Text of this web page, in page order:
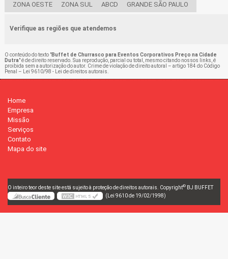
ZONA OESTE ZONA SUL ABCD GRANDE SÃO PAULO
Verifique as regiões que atendemos
O conteúdo do texto "Buffet de Churrasco para Eventos Corporativos Preço na Cidade
Dutra" é de direito reservado. Sua reprodução, parcial ou total, mesmo citando nossos links, é
proibida sem a autorização do autor. Crime de violação de direito autoral – artigo 184 do Código
Penal –
Lei 9610/98 - Lei de direitos autorais
Home
Empresa
Missão
Serviços
Contato
Mapa do site
O inteiro teor deste site está sujeito à proteção de direitos autorais. Copyright© BJ BUFFET
(Lei 9610 de 19/02/1998)